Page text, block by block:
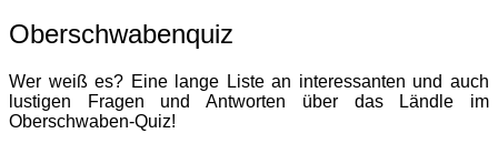
Oberschwabenquiz
Wer weiß es? Eine lange Liste an interessanten und auch
lustigen Fragen und Antworten über das Ländle im
Oberschwaben-Quiz!